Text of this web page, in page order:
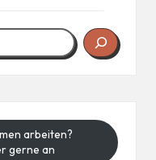
arbeiten?
gerne an